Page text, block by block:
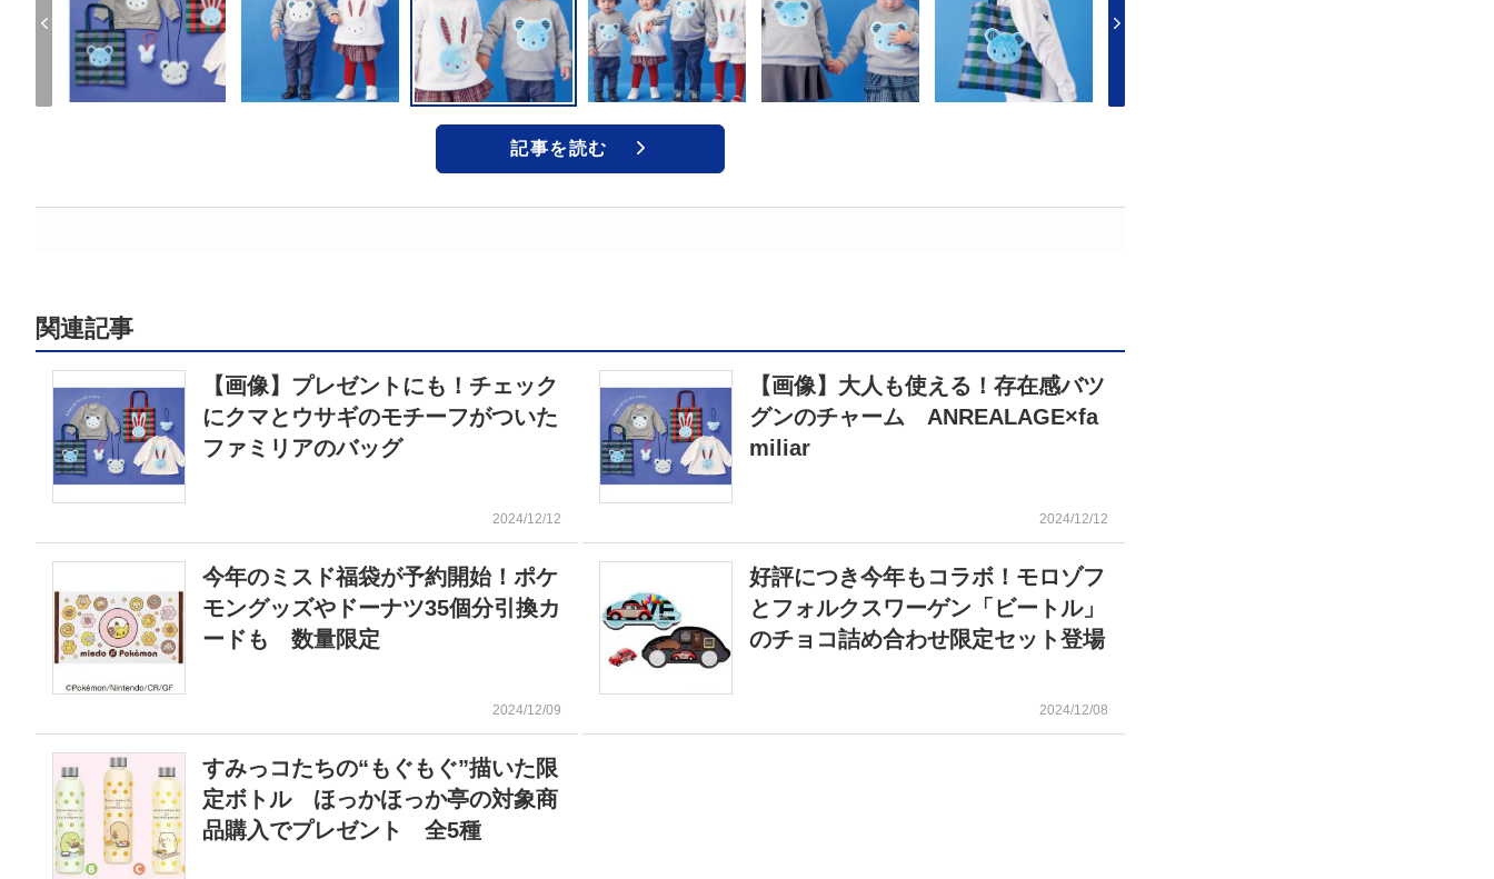
記事を読む
関連記事
【画像】プレゼントにも！チェック
にクマとウサギのモチーフがついた
ファミリアのバッグ
2024/12/12
【画像】大人も使える！存在感バツ
グンのチャーム ANREALAGE×fa
miliar
2024/12/12
今年のミスド福袋が予約開始！ポケ
モングッズやドーナツ35個分引換カ
ードも 数量限定
2024/12/09
好評につき今年もコラボ！モロゾフ
とフォルクスワーゲン「ビートル」
のチョコ詰め合わせ限定セット登場
2024/12/08
すみっコたちの“もぐもぐ”描いた限
定ボトル ほっかほっか亭の対象商
品購入でプレゼント 全5種